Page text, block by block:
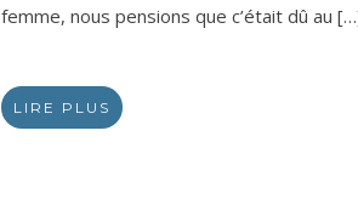
femme, nous pensions que c’était dû au
LIRE PLUS